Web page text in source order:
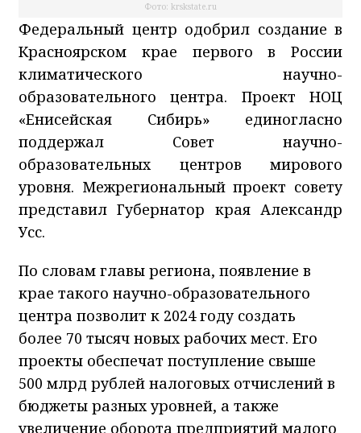
Фото: krskstate.ru
Федеральный центр одобрил создание в
Красноярском крае первого в России
климатического научно-
образовательного центра. Проект НОЦ
«Енисейская Сибирь» единогласно
поддержал Совет научно-
образовательных центров мирового
уровня. Межрегиональный проект совету
представил Губернатор края Александр
Усс.
По словам главы региона, появление в
крае такого научно-образовательного
центра позволит к 2024 году создать
более 70 тысяч новых рабочих мест. Его
проекты обеспечат поступление свыше
500 млрд рублей налоговых отчислений в
бюджеты разных уровней, а также
увеличение оборота предприятий малого